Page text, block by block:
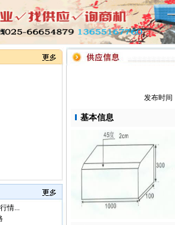
情...
发布时
基本信息